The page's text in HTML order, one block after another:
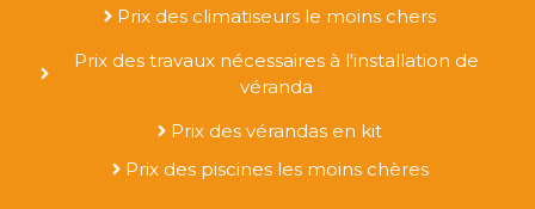
Prix des climatiseurs le moins chers
Prix des travaux nécessaires à l'installation de
véranda
Prix des vérandas en kit
Prix des piscines les moins chères